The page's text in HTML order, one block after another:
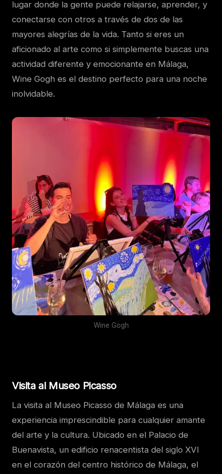
lugar donde la gente puede relajarse, aprender, y
conectarse con otros a través de dos de las
mayores alegrías de la vida. Tanto si eres un
aficionado al arte como si simplemente buscas una
actividad diferente y emocionante en Málaga,
Wine Gogh es el destino perfecto para una noche
inolvidable.
Wine Gogh
Visita al Museo Picasso
La visita al Museo Picasso de Málaga es una
experiencia imprescindible para cualquier amante
del arte y la cultura. Ubicado en el Palacio de
Buenavista, un edificio renacentista del siglo XVI
en el corazón del centro histórico de Málaga, el